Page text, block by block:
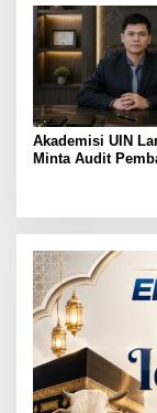
KAMTIBMAS DAN
PELAYANAN
Akademisi UIN
Minta Audit